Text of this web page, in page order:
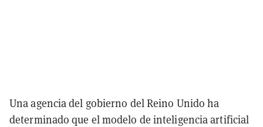
Una agencia del gobierno del Reino Unido ha
determinado que el modelo de inteligencia artificial